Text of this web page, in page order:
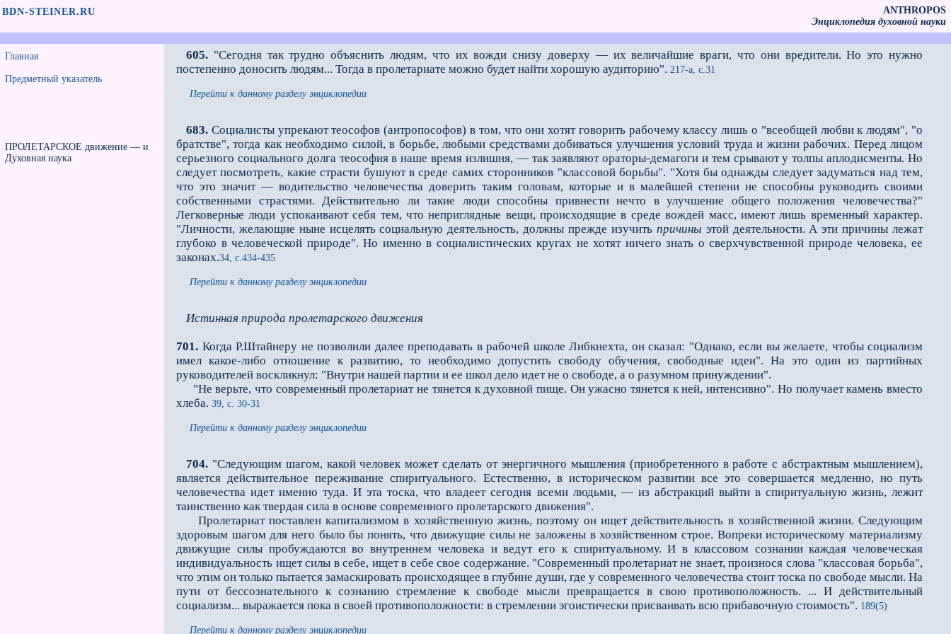
BDN-STEINER.RU
ANTHROPOS
Энциклопедия духовной науки
Главная
Предметный указатель
ПРОЛЕТАРСКОЕ движение — и
Духовная наука
605. "Сегодня так трудно объяснить людям, что их вожди снизу доверху — их величайшие враги, что они вредители. Но это нужно
постепенно доносить людям... Тогда в пролетариате можно будет найти хорошую аудиторию". 217-а, с.31
Перейти к данному разделу энциклопедии
683. Социалисты упрекают теософов (антропософов) в том, что они хотят говорить рабочему классу лишь о "всеобщей любви к людям", "о
братстве", тогда как необходимо силой, в борьбе, любыми средствами добиваться улучшения условий труда и жизни рабочих. Перед лицом
серьeзного социального долга теософия в наше время излишня, — так заявляют ораторы-демагоги и тем срывают у толпы аплодисменты. Но
следует посмотреть, какие страсти бушуют в среде самих сторонников "классовой борьбы". "Хотя бы однажды следует задуматься над тем,
что это значит — водительство человечества доверить таким головам, которые и в малейшей степени не способны руководить своими
собственными страстями. Действительно ли такие люди способны привнести нечто в улучшение общего положения человечества?"
Легковерные люди успокаивают себя тем, что неприглядные вещи, происходящие в среде вождей масс, имеют лишь временный характер.
"Личности, желающие ныне исцелять социальную деятельность, должны прежде изучить причины этой деятельности. А эти причины лежат
глубоко в человеческой природе". Но именно в социалистических кругах не хотят ничего знать о сверхчувственной природе человека, еe
законах.34, с.434-435
Перейти к данному разделу энциклопедии
Истинная природа пролетарского движения
701. Когда Р.Штайнеру не позволили далее преподавать в рабочей школе Либкнехта, он сказал: "Однако, если вы желаете, чтобы социализм
имел какое-либо отношение к развитию, то необходимо допустить свободу обучения, свободные идеи". На это один из партийных
руководителей воскликнул: "Внутри нашей партии и еe школ дело идeт не о свободе, а о разумном принуждении".
"Не верьте, что современный пролетариат не тянется к духовной пище. Он ужасно тянется к ней, интенсивно". Но получает камень вместо
хлеба. 39, с. 30-31
Перейти к данному разделу энциклопедии
704. "Следующим шагом, какой человек может сделать от энергичного мышления (приобретeнного в работе с абстрактным мышлением),
является действительное переживание спиритуального. Естественно, в историческом развитии всe это совершается медленно, но путь
человечества идeт именно туда. И эта тоска, что владеет сегодня всеми людьми, — из абстракций выйти в спиритуальную жизнь, лежит
таинственно как твeрдая сила в основе современного пролетарского движения".
Пролетариат поставлен капитализмом в хозяйственную жизнь, поэтому он ищет действительность в хозяйственной жизни. Следующим
здоровым шагом для него было бы понять, что движущие силы не заложены в хозяйственном строе. Вопреки историческому материализму
движущие силы пробуждаются во внутреннем человека и ведут его к спиритуальному. И в классовом сознании каждая человеческая
индивидуальность ищет силы в себе, ищет в себе своe содержание. "Современный пролетариат не знает, произнося слова "классовая борьба",
что этим он только пытается замаскировать происходящее в глубине души, где у современного человечества стоит тоска по свободе мысли. На
пути от бессознательного к сознанию стремление к свободе мысли превращается в свою противоположность. ... И действительный
социализм... выражается пока в своей противоположности: в стремлении эгоистически присваивать всю прибавочную стоимость". 189(5)
Перейти к данному разделу энциклопедии